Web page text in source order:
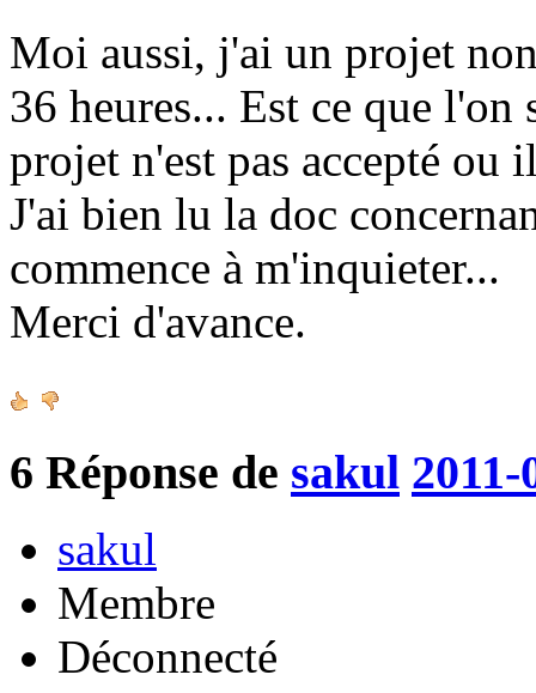
Moi aussi, j'ai un projet
36 heures... Est ce que l'on
projet n'est pas accepté ou
J'ai bien lu la doc
commence à m'inquieter...
Merci d'avance.
6 Réponse de sakul
sakul
Membre
Déconnecté